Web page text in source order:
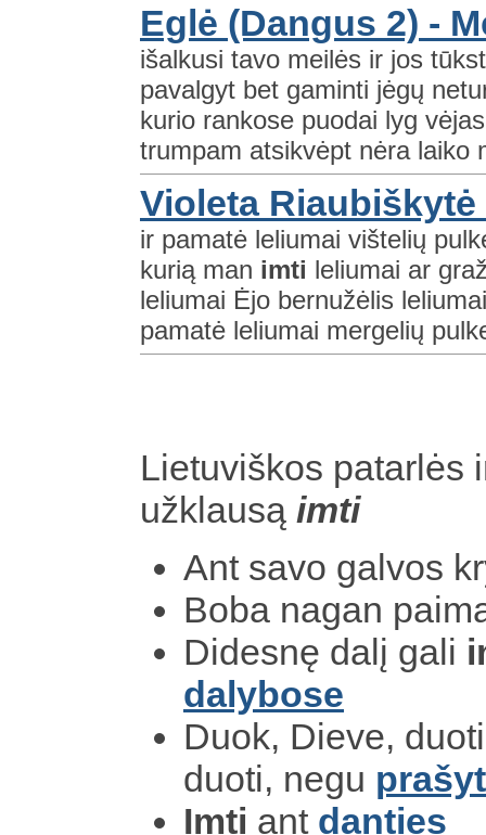
Eglė (Dangus 2) -
išalkusi tavo meilės ir jos
pavalgyt bet gaminti jėgų
kurio rankose puodai lyg
trumpam atsikvėpt nėra laiko
Violeta
ir pamatė leliumai vištelių
kurią man imti leliumai ar
leliumai Ėjo bernužėlis
pamatė leliumai mergelių
Lietuviškos patarlės
užklausą imti
Ant savo galvos
Boba nagan
Didesnę dalį gali
dalybose
Duok, Dieve,
duoti, negu
Imti ant danties